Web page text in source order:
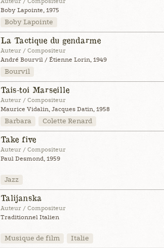
Boby Lapointe, 1975
Boby Lapointe
La Tactique du gendarme
Auteur / Compositeur
André Bourvil / Étienne Lorin, 1949
Bourvil
Tais-toi Marseille
Auteur / Compositeur
Maurice Vidalin, Jacques Datin, 1958
Barbara Colette Renard
Take five
Auteur / Compositeur
Paul Desmond, 1959
Jazz
Talijanska
Auteur / Compositeur
Traditionnel Italien
Musique de film Italie